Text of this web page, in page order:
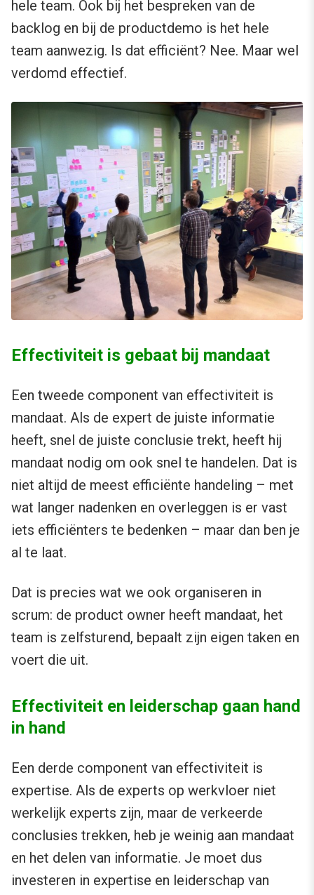
hele team. Ook bij het bespreken van de
backlog en bij de productdemo is het hele
team aanwezig. Is dat efficiënt? Nee. Maar wel
verdomd effectief.
Effectiviteit is gebaat bij mandaat
Een tweede component van effectiviteit is
mandaat. Als de expert de juiste informatie
heeft, snel de juiste conclusie trekt, heeft hij
mandaat nodig om ook snel te handelen. Dat is
niet altijd de meest efficiënte handeling – met
wat langer nadenken en overleggen is er vast
iets efficiënters te bedenken – maar dan ben je
al te laat.
Dat is precies wat we ook organiseren in
scrum: de product owner heeft mandaat, het
team is zelfsturend, bepaalt zijn eigen taken en
voert die uit.
Effectiviteit en leiderschap gaan hand
in hand
Een derde component van effectiviteit is
expertise. Als de experts op werkvloer niet
werkelijk experts zijn, maar de verkeerde
conclusies trekken, heb je weinig aan mandaat
en het delen van informatie. Je moet dus
investeren in expertise en leiderschap van